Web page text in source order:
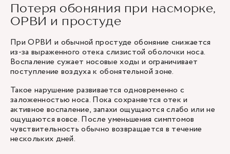
Потеря обоняния при насморке,
ОРВИ и простуде
При ОРВИ и обычной простуде обоняние снижается
из-за выраженного отека слизистой оболочки носа.
Воспаление сужает носовые ходы и ограничивает
поступление воздуха к обонятельной зоне.
Такое нарушение развивается одновременно с
заложенностью носа. Пока сохраняется отек и
активное воспаление, запахи ощущаются слабо или не
ощущаются вовсе. После уменьшения симптомов
чувствительность обычно возвращается в течение
нескольких дней.